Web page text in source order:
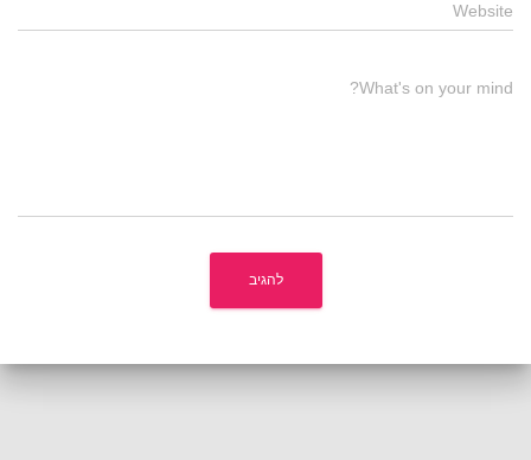
Website
What's on your mind?